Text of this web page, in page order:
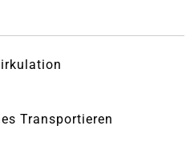
Transportieren